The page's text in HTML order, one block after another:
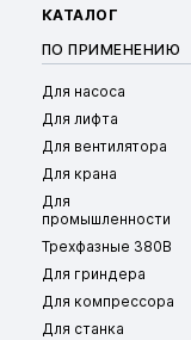
КАТАЛОГ
ПО ПРИМЕНЕНИЮ
Для насоса
Для лифта
Для вентилятора
Для крана
Для
промышленности
Трехфазные 380В
Для гриндера
Для компрессора
Для станка